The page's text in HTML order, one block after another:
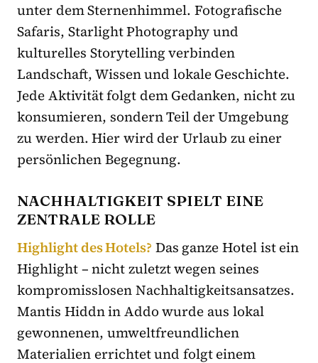
unter dem Sternenhimmel. Fotografische
Safaris, Starlight Photography und
kulturelles Storytelling verbinden
Landschaft, Wissen und lokale Geschichte.
Jede Aktivität folgt dem Gedanken, nicht zu
konsumieren, sondern Teil der Umgebung
zu werden. Hier wird der Urlaub zu einer
persönlichen Begegnung.
NACHHALTIGKEIT SPIELT EINE
ZENTRALE ROLLE
Highlight des Hotels? Das ganze Hotel ist ein
Highlight – nicht zuletzt wegen seines
kompromisslosen Nachhaltigkeitsansatzes.
Mantis Hiddn in Addo wurde aus lokal
gewonnenen, umweltfreundlichen
Materialien errichtet und folgt einem